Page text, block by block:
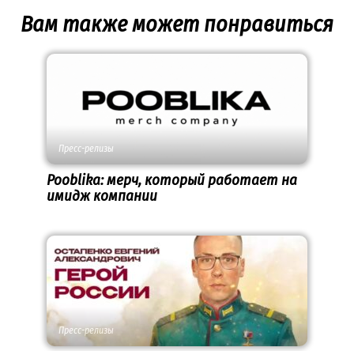
Вам также может понравиться
Пресс-релизы
Pooblika: мерч, который работает на
имидж компании
Пресс-релизы